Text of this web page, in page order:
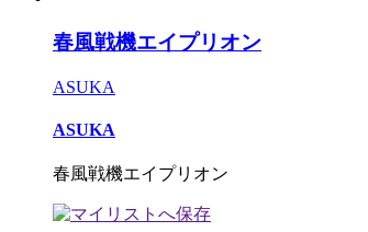
春風戦機エイプリオン
ASUKA
ASUKA
春風戦機エイプリオン